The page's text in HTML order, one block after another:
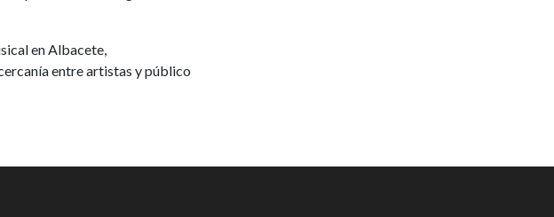
en Albacete,
entre artistas y público